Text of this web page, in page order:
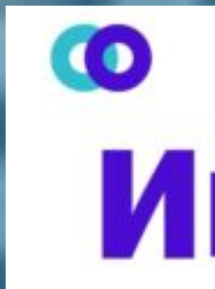
содержимому